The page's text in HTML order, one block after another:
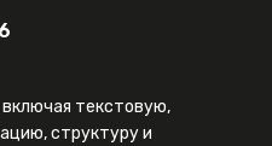
текстовую,
структуру и